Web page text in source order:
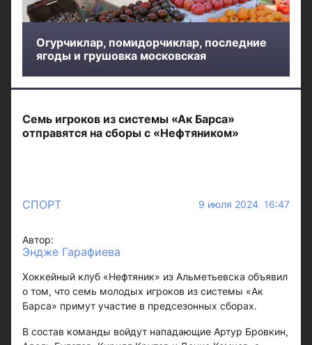
Огурчиклар, помидорчиклар, последние
ягоды и грушовка московская
Семь игроков из системы «Ак Барса»
отправятся на сборы с «Нефтяником»
СПОРТ 9 июля 2024 16:47
Автор:
Эндже Гарафиева
Хоккейный клуб «Нефтяник» из Альметьевска объявил
о том, что семь молодых игроков из системы «Ак
Барса» примут участие в предсезонных сборах.
В состав команды войдут нападающие Артур Бровкин,